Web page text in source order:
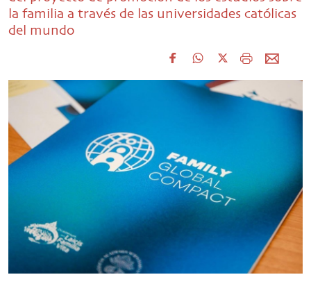
la familia a través de las universidades católicas
del mundo